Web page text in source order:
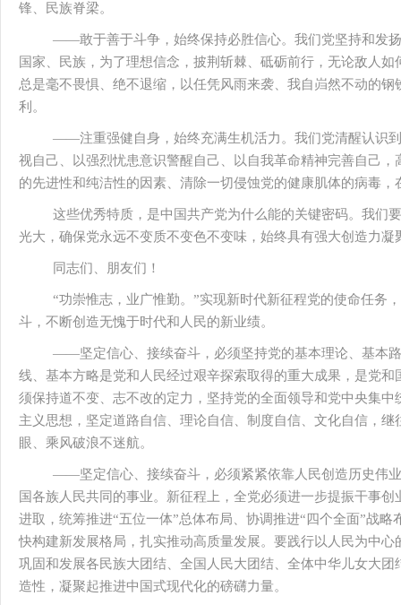
锋、民族脊梁。
——敢于善于斗争，始终保持必胜信心。我们党坚持和发
国家、民族，为了理想信念，披荆斩棘、砥砺前行，无论敌人
总是毫不畏惧、绝不退缩，以任凭风雨来袭、我自岿然不动的
利。
——注重强健自身，始终充满生机活力。我们党清醒认识
视自己、以强烈忧患意识警醒自己、以自我革命精神完善自己
的先进性和纯洁性的因素、清除一切侵蚀党的健康肌体的病毒
这些优秀特质，是中国共产党为什么能的关键密码。我们
光大，确保党永远不变质不变色不变味，始终具有强大创造力凝
同志们、朋友们！
“功崇惟志，业广惟勤。”实现新时代新征程党的使命任务
斗，不断创造无愧于时代和人民的新业绩。
——坚定信心、接续奋斗，必须坚持党的基本理论、基本
线、基本方略是党和人民经过艰辛探索取得的重大成果，是党
须保持道不变、志不改的定力，坚持党的全面领导和党中央集
主义思想，坚定道路自信、理论自信、制度自信、文化自信，
眼、乘风破浪不迷航。
——坚定信心、接续奋斗，必须紧紧依靠人民创造历史伟
国各族人民共同的事业。新征程上，全党必须进一步提振干事
进取，统筹推进“五位一体”总体布局、协调推进“四个全面”战
快构建新发展格局，扎实推动高质量发展。要践行以人民为中
巩固和发展各民族大团结、全国人民大团结、全体中华儿女大
造性，凝聚起推进中国式现代化的磅礴力量。